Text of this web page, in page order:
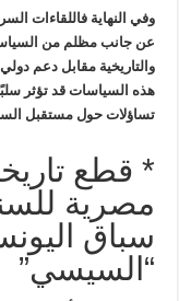
وفي النهاية فاللقاءات
عن جانب مظلم من السياسة
والتاريخية مقابل دعم
هذه السياسات قد تؤثر سلبًا
تساؤلات حول مستقبل
* قطع
مصرية
سباق
“السيسي”